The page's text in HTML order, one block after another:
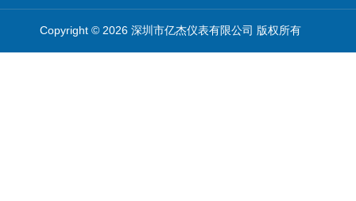
Copyright © 2026 深圳市亿杰仪表有限公司 版权所有